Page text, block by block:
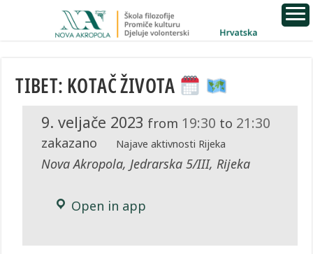
TIBET: KOTAČ ŽIVOTA
9. veljače 2023 from 19:30 to 21:30
zakazano Najave aktivnosti Rijeka
Nova Akropola, Jedrarska 5/III, Rijeka
Open in app